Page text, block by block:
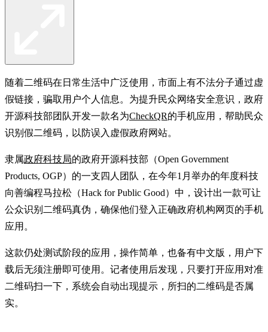
随着二维码在日常生活中广泛使用，市面上有不法分子通过虚
假链接，骗取用户个人信息。为提升民众网络安全意识，政府
开源科技部团队开发一款名为CheckQR的手机应用，帮助民众
识别假二维码，以防误入虚假政府网站。
隶属政府科技局的政府开源科技部（Open Government
Products, OGP）的一支四人团队，在今年1月举办的年度科技
向善编程马拉松（Hack for Public Good）中，设计出一款可让
公众识别二维码真伪，确保他们登入正确政府机构网页的手机
应用。
这款仍处测试阶段的应用，操作简单，也备有中文版，用户下
载后无须注册即可使用。记者使用后发现，只要打开应用对准
二维码扫一下，系统会自动出现提示，所扫的二维码是否属
实。